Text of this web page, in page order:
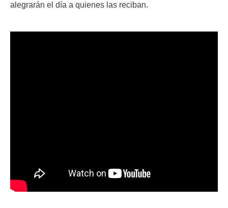
alegrarán el día a quienes las reciban.